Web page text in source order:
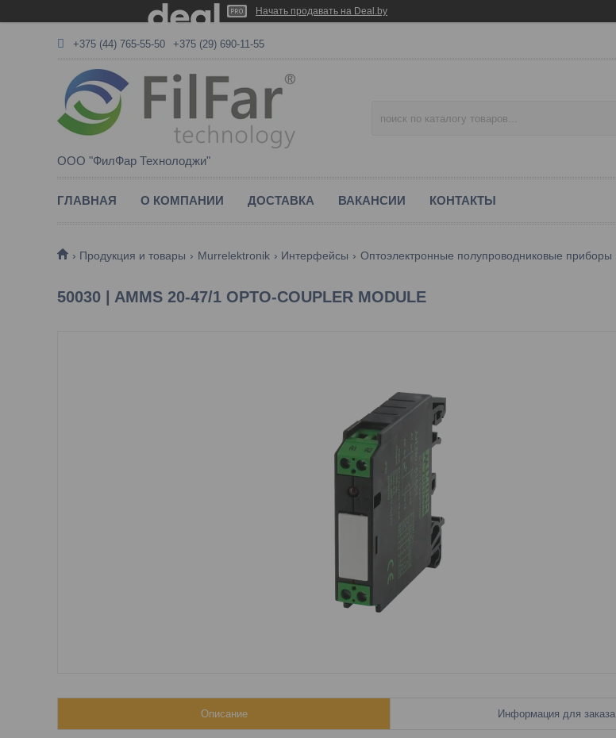
Начать продавать на Deal.by
+375 (44) 765-55-50 +375 (29) 690-11-55
ООО "ФилФар Технолоджи"
ГЛАВНАЯ О КОМПАНИИ ДОСТАВКА ВАКАНСИИ КОНТАКТЫ
Продукция и товары Murrelektronik Интерфейсы Оптоэлектронные полупроводниковые приборы
50030 | AMMS 20-47/1 OPTO-COUPLER MODULE
Описание Информация для заказа